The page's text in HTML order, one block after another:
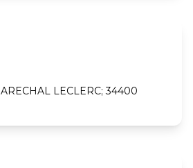
LECLERC; 34400